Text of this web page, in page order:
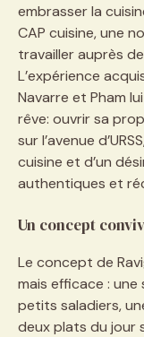
embrasser la
CAP cuisine, une
travailler auprès
L’expérience
Navarre et Pham
rêve: ouvrir sa
sur l’avenue
cuisine et d’un
authentiques et
Un concept
Le concept de
mais efficace : une
petits saladiers,
deux plats du jour